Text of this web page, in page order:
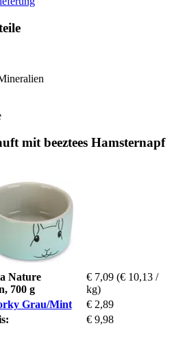
mit beeztees Hamsternapf
Nature
700 g
€ 7,09 (€ 10,13 /
kg)
Grau/Mint
€ 2,89
€ 9,98